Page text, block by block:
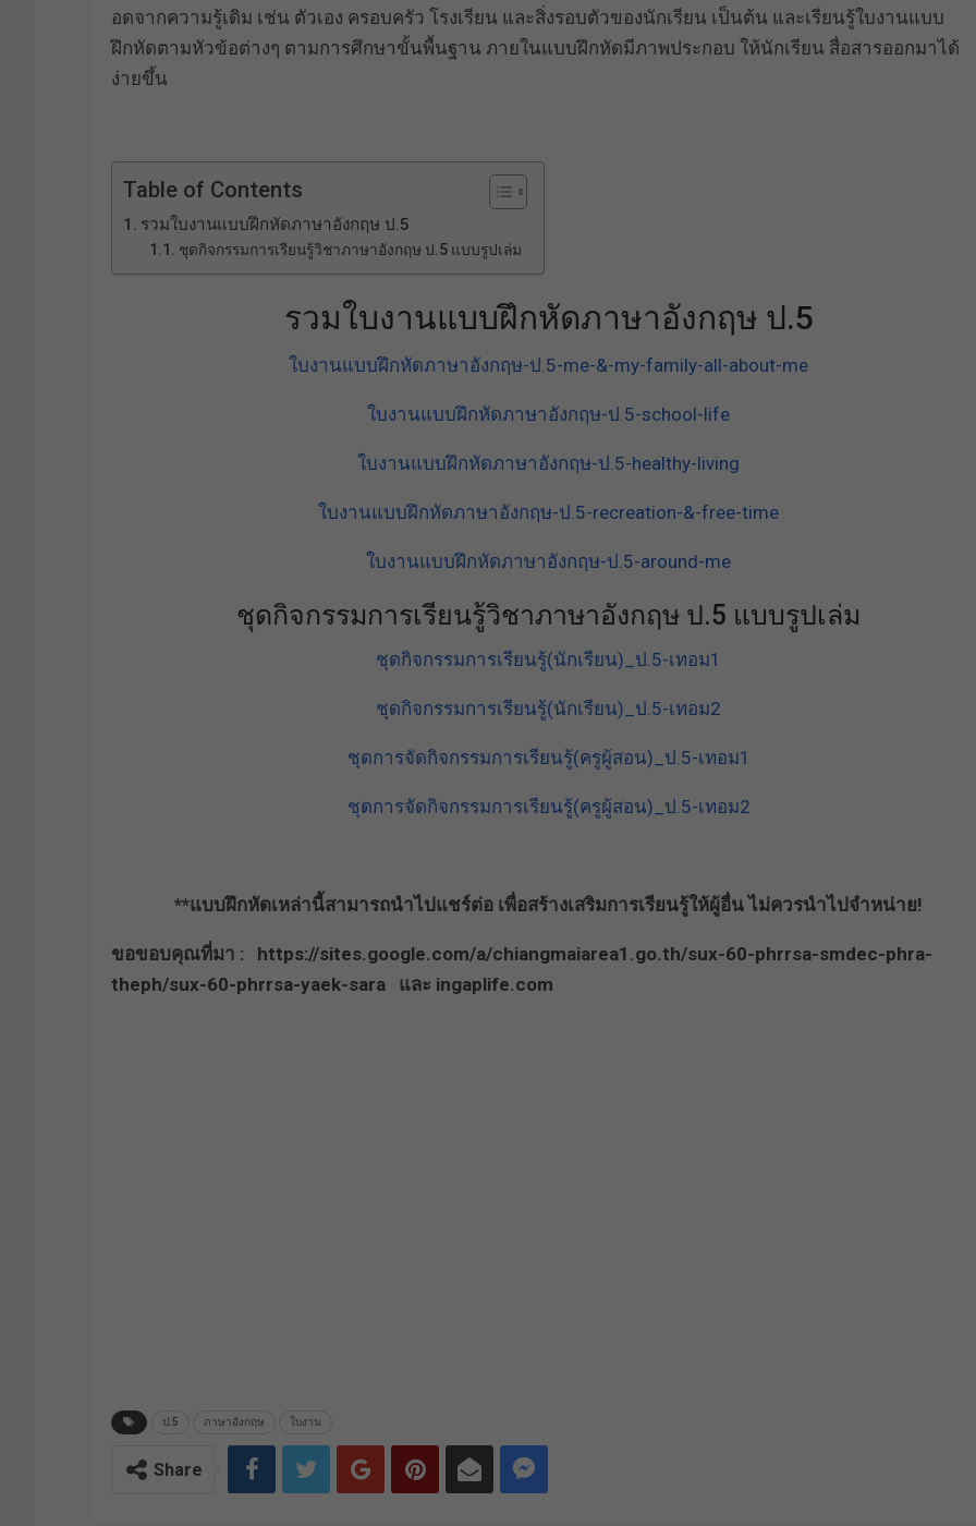
อดจากความรู้เดิม เช่น ตัวเอง ครอบครัว โรงเรียน และสิ่งรอบตัวของนักเรียน เป็นต้น และเรียนรู้ใบงานแบบ
ฝึกหัดตามหัวข้อต่างๆ ตามการศึกษาขั้นพื้นฐาน ภายในแบบฝึกหัดมีภาพประกอบ ให้นักเรียน สื่อสารออกมาได้
ง่ายขึ้น
Table of Contents
รวมใบงานแบบฝึกหัดภาษาอังกฤษ ป.5
ชุดกิจกรรมการเรียนรู้วิชาภาษาอังกฤษ ป.5 แบบรูปเล่ม
รวมใบงานแบบฝึกหัดภาษาอังกฤษ ป.5
ใบงานแบบฝึกหัดภาษาอังกฤษ-ป.5-me-&-my-family-all-about-me
ใบงานแบบฝึกหัดภาษาอังกฤษ-ป.5-school-life
ใบงานแบบฝึกหัดภาษาอังกฤษ-ป.5-healthy-living
ใบงานแบบฝึกหัดภาษาอังกฤษ-ป.5-recreation-&-free-time
ใบงานแบบฝึกหัดภาษาอังกฤษ-ป.5-around-me
ชุดกิจกรรมการเรียนรู้วิชาภาษาอังกฤษ ป.5 แบบรูปเล่ม
ชุดกิจกรรมการเรียนรู้(นักเรียน)_ป.5-เทอม1
ชุดกิจกรรมการเรียนรู้(นักเรียน)_ป.5-เทอม2
ชุดการจัดกิจกรรมการเรียนรู้(ครูผู้สอน)_ป.5-เทอม1
ชุดการจัดกิจกรรมการเรียนรู้(ครูผู้สอน)_ป.5-เทอม2
**แบบฝึกหัดเหล่านี้สามารถนำไปแชร์ต่อ เพื่อสร้างเสริมการเรียนรู้ให้ผู้อื่น ไม่ควรนำไปจำหน่าย!
ขอขอบคุณที่มา : https://sites.google.com/a/chiangmaiarea1.go.th/sux-60-phrrsa-smdec-phra-
theph/sux-60-phrrsa-yaek-sara และ ingaplife.com
ป.5 ภาษาอังกฤษ ใบงาน
Share